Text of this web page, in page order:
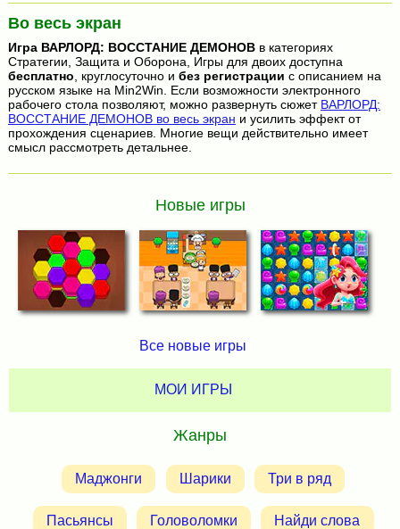
Во весь экран
Игра ВАРЛОРД: ВОССТАНИЕ ДЕМОНОВв категориях
Стратегии, Защита и Оборона, Игры для двоих доступна
бесплатно , круглосуточно и без регистрации с описанием на
русском языке на Min2Win. Если возможности электронного
рабочего стола позволяют, можно развернуть сюжет ВАРЛОРД:
ВОССТАНИЕ ДЕМОНОВ во весь экран и усилить эффект от
прохождения сценариев. Многие вещи действительно имеет
смысл рассмотреть детальнее.
Новые игры
Все новые игры
МОИ ИГРЫ
Жанры
Маджонги Шарики Три в ряд
Пасьянсы Головоломки Найди слова